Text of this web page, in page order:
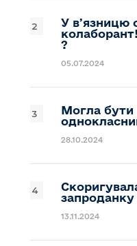
У вʼязницю
?
05.07.2024
Могла бути
28.10.2024
13.11.2024